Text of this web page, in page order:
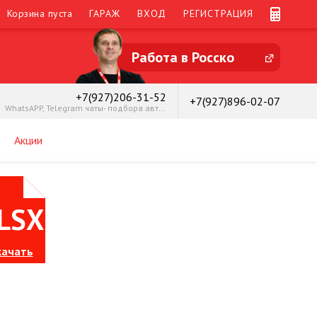
Корзина пуста ГАРАЖ ВХОД РЕГИСТРАЦИЯ
Работа в Росско
+7(927)206-31-52 +7(927)896-02-07
Акции